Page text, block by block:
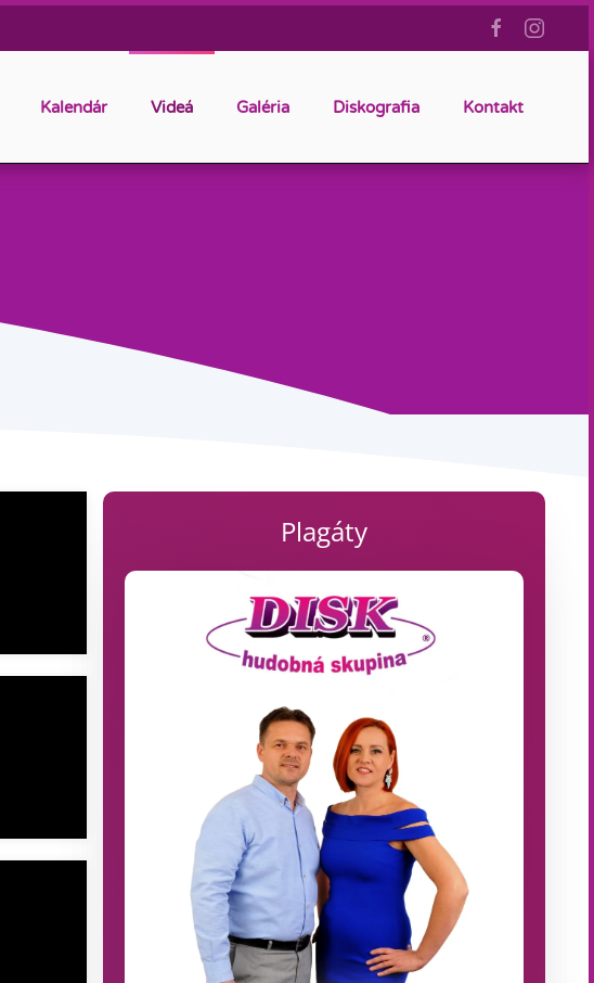
Kalendár Videá Galéria Diskografia Kontakt
Plagáty